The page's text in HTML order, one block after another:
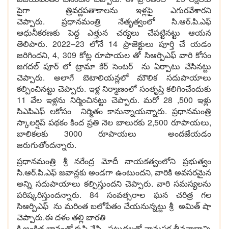
పైగా త్రివర్ణపతాకాలను ఇళ్లపై ఎగురవేశారని
చెప్పారు. ప్రధానమంత్రి నేతృత్వంలో సి.ఆర్.పి.ఎఫ్
ఆధునీకరణకు పెద్ద ఎత్తున చర్యలు చేపట్టినట్టు ఆయన
తెలిపారు. 2022‌‌–23 లోనే 14 ప్రాజెక్టులు పూర్తి చే యడం
జరిగిందని, 4, 309 కోట్ల రూపాయల తో సిఆర్పిఎఫ్ వారి కోసం
జగదల్ పూర్ లో ట్రామా కేర్ సెంటర్ ను ఏర్పాటు చేసినట్టు
చెప్పారు. అలాగే బెటాలియన్లలో మౌలిక సదుపాయాలు
కల్పించినట్టు చెప్పారు. ఇళ్ల నిర్మాణంలో సంతృప్తి కలిగించేందుకు
11 వేల ఇళ్లను నిర్మించినట్టు చెప్పారు. మరో 28 ,500 ఇళ్లు
సిఎపిఎఫ్ లకోసం నిర్మితం కానున్నాయన్నారు. ప్రధానమంత్రి
స్కాలర్షిప్ పథకం కింద ప్రతి నెల బాలురకు 2,500 రూపాయలు,
బాలికలకు 3000 రూపాయలు అందజేయడం
జరుగుతోందన్నారు.
ప్రధానమంత్రి శ్రీ నరేంద్ర మోదీ నాయకత్వంలోని ప్రభుత్వం
సి.ఆర్.పి.ఎఫ్ జవాన్లకు అండగా ఉంటుందని, వారికి అవసరమైన
అన్ని సదుపాయాలు కల్పిస్తుందని చెప్పారు. వారి సమస్యలను
పరిష్కరిస్తుందన్నారు. 84 సంవత్సరాల ఘన చరిత్ర గల
సిఆర్పిఎఫ్ ను మరింత బలోపేతం చేయనున్నట్టు శ్రీ అమిత్ షా
చెప్పారు.ఈ దళం తల్లి బారతి